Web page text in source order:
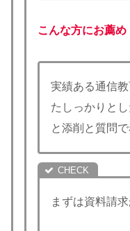
こんな方にお薦め
実績ある通信
たしっかりと
と添削と質問
まずは資料請求